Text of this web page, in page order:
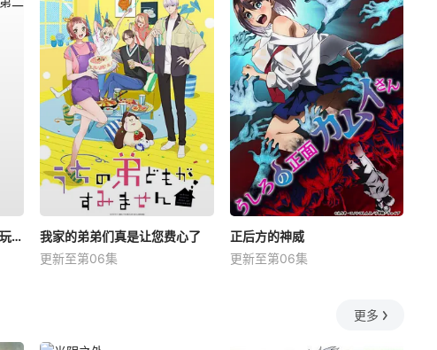
地狱模式～喜欢速通游戏的玩家在废设定异世界无双～第二季
我家的弟弟们真是让您费心了
更新至第06集
正后方的神威
更新至第06集
更多